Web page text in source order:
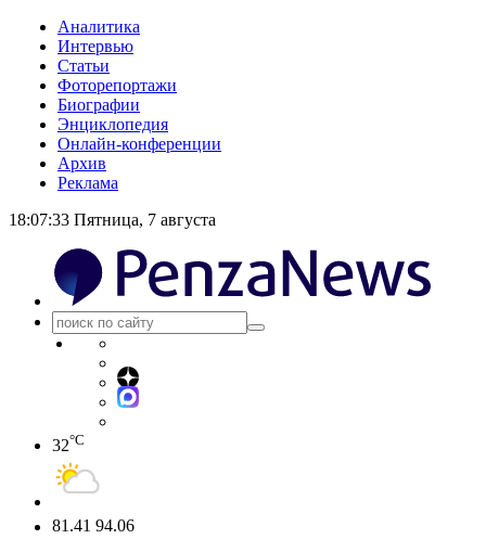
Аналитика
Интервью
Статьи
Фоторепортажи
Биографии
Энциклопедия
Онлайн-конференции
Архив
Реклама
18:07:33 Пятница, 7 августа
32°C
81.41 94.06